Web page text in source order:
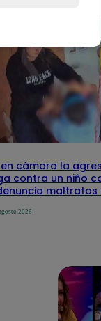
cámara la
contra un niño
maltratos
2026